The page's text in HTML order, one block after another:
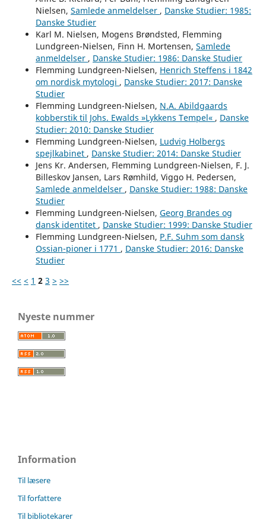
Nielsen, Samlede anmeldelser , Danske Studier: 1985:
Danske Studier
Karl M. Nielsen, Mogens Brøndsted, Flemming
Lundgreen-Nielsen, Finn H. Mortensen, Samlede
anmeldelser , Danske Studier: 1986: Danske Studier
Flemming Lundgreen-Nielsen, Henrich Steffens i 1842
om nordisk mytologi , Danske Studier: 2017: Danske
Studier
Flemming Lundgreen-Nielsen, N.A. Abildgaards
kobberstik til Johs. Ewalds »Lykkens Tempel« , Danske
Studier: 2010: Danske Studier
Flemming Lundgreen-Nielsen, Ludvig Holbergs
spejlkabinet , Danske Studier: 2014: Danske Studier
Jens Kr. Andersen, Flemming Lundgreen-Nielsen, F. J.
Billeskov Jansen, Lars Rømhild, Viggo H. Pedersen,
Samlede anmeldelser , Danske Studier: 1988: Danske
Studier
Flemming Lundgreen-Nielsen, Georg Brandes og
dansk identitet , Danske Studier: 1999: Danske Studier
Flemming Lundgreen-Nielsen, P.F. Suhm som dansk
Ossian-pioner i 1771 , Danske Studier: 2016: Danske
Studier
<< < 1 2 3 > >>
Nyeste nummer
Information
Til læsere
Til forfattere
Til bibliotekarer